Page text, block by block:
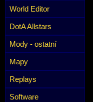
World Editor
DotA Allstars
Mody - ostatní
Mapy
Replays
Software